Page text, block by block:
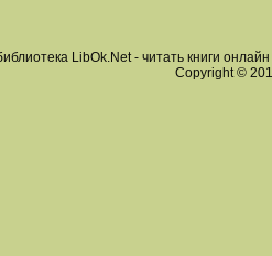
LibOk.Net - читать книги
Copyright ©